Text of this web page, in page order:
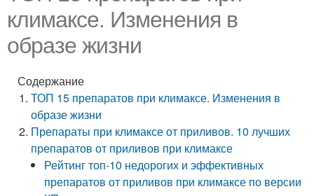
климаксе. Изменения в
образе жизни
Содержание
ТОП 15 препаратов при климаксе. Изменения в
образе жизни
Препараты при климаксе от приливов. 10 лучших
препаратов от приливов при климаксе
Рейтинг топ-10 недорогих и эффективных
препаратов от приливов при климаксе по версии